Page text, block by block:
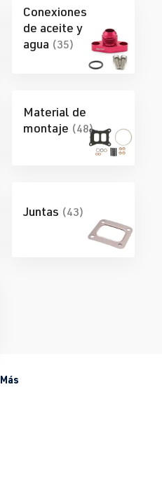
Conexiones
de aceite y
agua (35)
Material de
montaje (48)
Juntas (43)
Más